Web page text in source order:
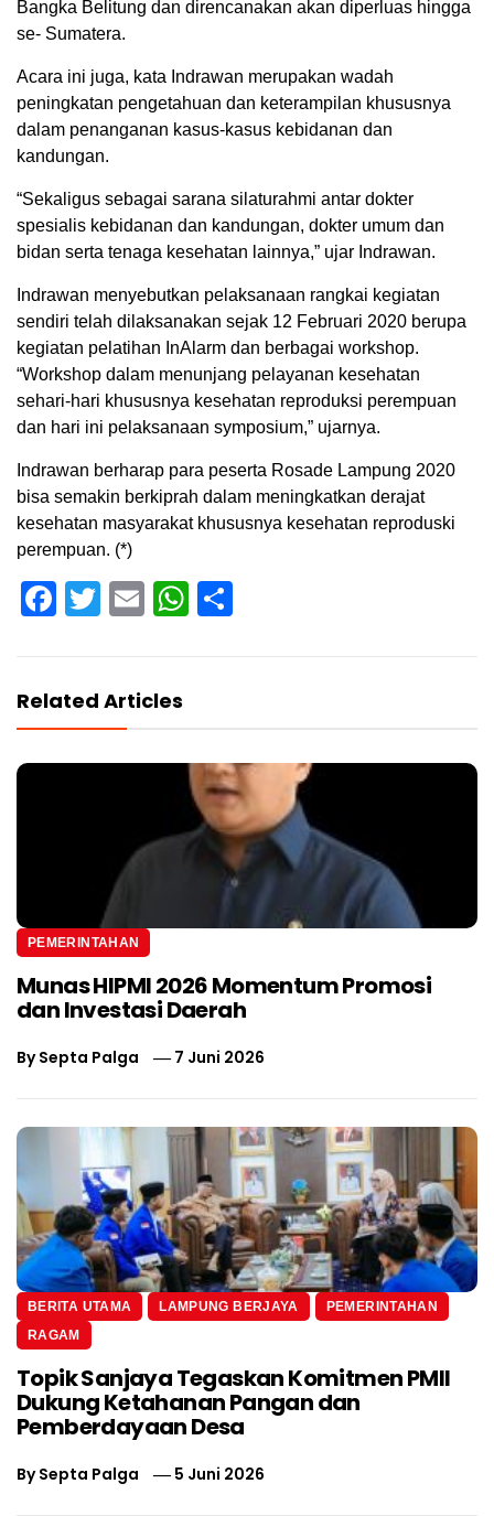
Bangka Belitung dan direncanakan akan diperluas hingga
se- Sumatera.
Acara ini juga, kata Indrawan merupakan wadah
peningkatan pengetahuan dan keterampilan khususnya
dalam penanganan kasus-kasus kebidanan dan
kandungan.
“Sekaligus sebagai sarana silaturahmi antar dokter
spesialis kebidanan dan kandungan, dokter umum dan
bidan serta tenaga kesehatan lainnya,” ujar Indrawan.
Indrawan menyebutkan pelaksanaan rangkai kegiatan
sendiri telah dilaksanakan sejak 12 Februari 2020 berupa
kegiatan pelatihan InAlarm dan berbagai workshop.
“Workshop dalam menunjang pelayanan kesehatan
sehari-hari khususnya kesehatan reproduksi perempuan
dan hari ini pelaksanaan symposium,” ujarnya.
Indrawan berharap para peserta Rosade Lampung 2020
bisa semakin berkiprah dalam meningkatkan derajat
kesehatan masyarakat khususnya kesehatan reproduski
perempuan. (*)
Facebook
Twitter
EmailWhatsApp
Related Articles
PEMERINTAHAN
Munas HIPMI 2026 Momentum Promosi
dan Investasi Daerah
BySepta Palga 7 Juni 2026
BERITA UTAMA LAMPUNG BERJAYA
PEMERINTAHAN
RAGAM
Topik Sanjaya Tegaskan Komitmen PMII
Dukung Ketahanan Pangan dan
Pemberdayaan Desa
BySepta Palga 5 Juni 2026